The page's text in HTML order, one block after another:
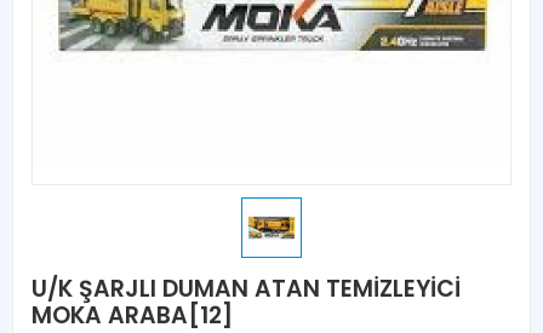
U/K ŞARJLI DUMAN ATAN TEMİZLEYİCİ
MOKA ARABA[12]